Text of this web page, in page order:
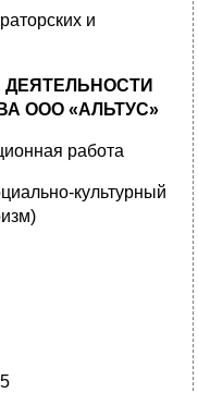
и
ООО «АЛЬТУС»
работа
культурный